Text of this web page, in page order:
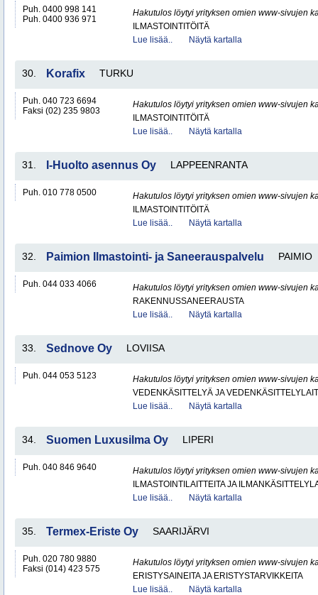
Puh. 0400 998 141
Puh. 0400 936 971
Hakutulos löytyi yrityksen omien www-sivujen
ILMASTOINTITÖITÄ
Lue lisää..
Näytä kartalla
30. Korafix TURKU
Puh. 040 723 6694
Faksi (02) 235 9803
Hakutulos löytyi yrityksen omien www-sivujen
ILMASTOINTITÖITÄ
Lue lisää..
Näytä kartalla
31. I-Huolto asennus Oy LAPPEENRANTA
Puh. 010 778 0500
Hakutulos löytyi yrityksen omien www-sivujen
ILMASTOINTITÖITÄ
Lue lisää..
Näytä kartalla
32. Paimion Ilmastointi- ja Saneerauspalvelu PAIMIO
Puh. 044 033 4066
Hakutulos löytyi yrityksen omien www-sivujen
RAKENNUSSANEERAUSTA
Lue lisää..
Näytä kartalla
33. Sednove Oy LOVIISA
Puh. 044 053 5123
Hakutulos löytyi yrityksen omien www-sivujen
VEDENKÄSITTELYÄ JA
Lue lisää..
Näytä kartalla
34. Suomen Luxusilma Oy LIPERI
Puh. 040 846 9640
Hakutulos löytyi yrityksen omien www-sivujen
ILMASTOINTILAITTEITA JA
Lue lisää..
Näytä kartalla
35. Termex-Eriste Oy SAARIJÄRVI
Puh. 020 780 9880
Faksi (014) 423 575
Hakutulos löytyi yrityksen omien www-sivujen
ERISTYSAINEITA JA ERISTYSTARVIKKEITA
Lue lisää..
Näytä kartalla